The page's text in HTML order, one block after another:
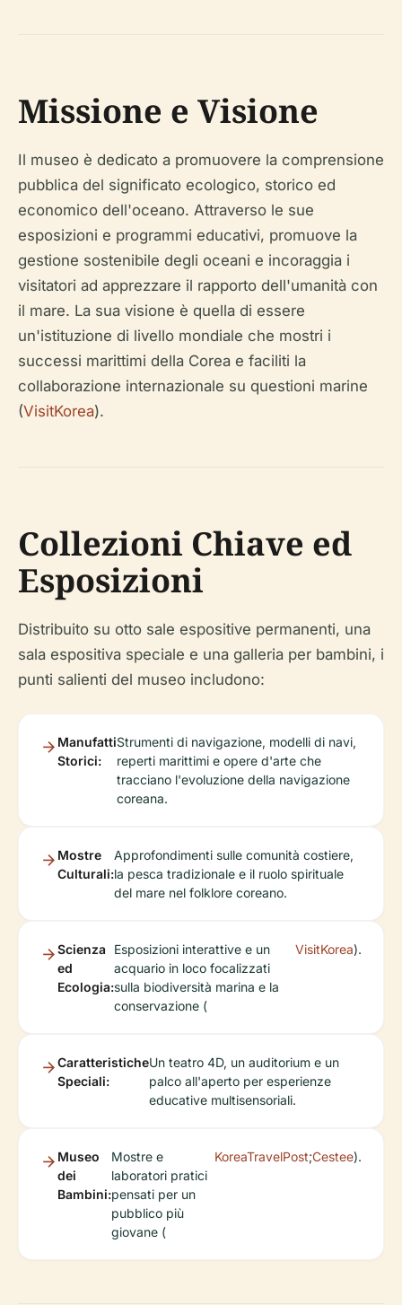
Missione e Visione
Il museo è dedicato a promuovere la comprensione
pubblica del significato ecologico, storico ed
economico dell'oceano. Attraverso le sue
esposizioni e programmi educativi, promuove la
gestione sostenibile degli oceani e incoraggia i
visitatori ad apprezzare il rapporto dell'umanità con
il mare. La sua visione è quella di essere
un'istituzione di livello mondiale che mostri i
successi marittimi della Corea e faciliti la
collaborazione internazionale su questioni marine
(VisitKorea).
Collezioni Chiave ed
Esposizioni
Distribuito su otto sale espositive permanenti, una
sala espositiva speciale e una galleria per bambini, i
punti salienti del museo includono:
Manufatti
Storici:
Strumenti di navigazione, modelli di navi,
reperti marittimi e opere d'arte che
tracciano l'evoluzione della navigazione
coreana.
Mostre
Culturali:
Approfondimenti sulle comunità costiere,
la pesca tradizionale e il ruolo spirituale
del mare nel folklore coreano.
Scienza
ed
Ecologia:
Esposizioni interattive e un
acquario in loco focalizzati
sulla biodiversità marina e la
conservazione (
VisitKorea).
Caratteristiche
Speciali:
Un teatro 4D, un auditorium e un
palco all'aperto per esperienze
educative multisensoriali.
Museo
dei
Bambini:
Mostre e
laboratori pratici
pensati per un
pubblico più
giovane (
KoreaTravelPost;Cestee).